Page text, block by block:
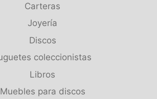
Carteras
Joyería
Discos
coleccionistas
Libros
Muebles para discos